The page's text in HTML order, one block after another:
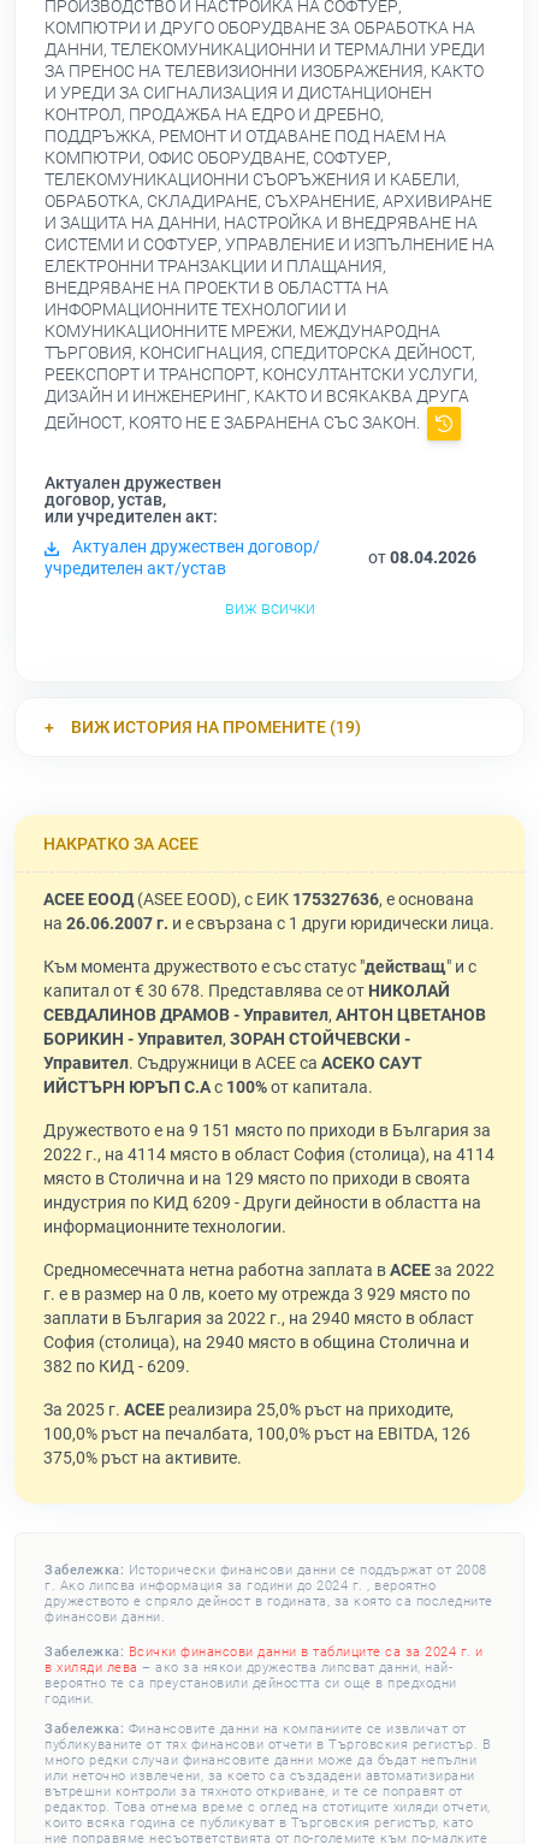
ПРОИЗВОДСТВО И НАСТРОЙКА НА СОФТУЕР,
КОМПЮТРИ И ДРУГО ОБОРУДВАНЕ ЗА ОБРАБОТКА НА
ДАННИ, ТЕЛЕКОМУНИКАЦИОННИ И ТЕРМАЛНИ УРЕДИ
ЗА ПРЕНОС НА ТЕЛЕВИЗИОННИ ИЗОБРАЖЕНИЯ, КАКТО
И УРЕДИ ЗА СИГНАЛИЗАЦИЯ И ДИСТАНЦИОНЕН
КОНТРОЛ, ПРОДАЖБА НА ЕДРО И ДРЕБНО,
ПОДДРЪЖКА, РЕМОНТ И ОТДАВАНЕ ПОД НАЕМ НА
КОМПЮТРИ, ОФИС ОБОРУДВАНЕ, СОФТУЕР,
ТЕЛЕКОМУНИКАЦИОННИ СЪОРЪЖЕНИЯ И КАБЕЛИ,
ОБРАБОТКА, СКЛАДИРАНЕ, СЪХРАНЕНИЕ, АРХИВИРАНЕ
И ЗАЩИТА НА ДАННИ, НАСТРОЙКА И ВНЕДРЯВАНЕ НА
СИСТЕМИ И СОФТУЕР, УПРАВЛЕНИЕ И ИЗПЪЛНЕНИЕ НА
ЕЛЕКТРОННИ ТРАНЗАКЦИИ И ПЛАЩАНИЯ,
ВНЕДРЯВАНЕ НА ПРОЕКТИ В ОБЛАСТТА НА
ИНФОРМАЦИОННИТЕ ТЕХНОЛОГИИ И
КОМУНИКАЦИОННИТЕ МРЕЖИ, МЕЖДУНАРОДНА
ТЪРГОВИЯ, КОНСИГНАЦИЯ, СПЕДИТОРСКА ДЕЙНОСТ,
РЕЕКСПОРТ И ТРАНСПОРТ, КОНСУЛТАНТСКИ УСЛУГИ,
ДИЗАЙН И ИНЖЕНЕРИНГ, КАКТО И ВСЯКАКВА ДРУГА
ДЕЙНОСТ, КОЯТО НЕ Е ЗАБРАНЕНА СЪС ЗАКОН.
Актуален дружествен
договор, устав,
или учредителен акт:
Актуален дружествен договор/
учредителен акт/устав
от08.04.2026
виж всички
ВИЖ ИСТОРИЯ НА ПРОМЕНИТЕ (19)
НАКРАТКО ЗА АСЕЕ
АСЕЕ ЕООД(ASEE EOOD), с ЕИК 175327636, е основана
на 26.06.2007 г. и е свързана с 1 други юридически лица.
Към момента дружеството е със статус "действащ" и с
капитал от € 30 678. Представлява се от НИКОЛАЙ
СЕВДАЛИНОВ ДРАМОВ - Управител, АНТОН ЦВЕТАНОВ
БОРИКИН - Управител, ЗОРАН СТОЙЧЕВСКИ -
Управител. Съдружници в АСЕЕ са АСЕКО САУТ
ИЙСТЪРН ЮРЪП С.Ас 100%от капитала.
Дружеството е на 9 151 място по приходи в България за
2022 г., на 4114 място в област София (столица), на 4114
място в Столична и на 129 място по приходи в своята
индустрия по КИД 6209 - Други дейности в областта на
информационните технологии.
Средномесечната нетна работна заплата вАСЕЕза 2022
г. е в размер на 0 лв, което му отрежда 3 929 място по
заплати в България за 2022 г., на 2940 място в област
София (столица), на 2940 място в община Столична и
382 по КИД - 6209.
За 2025 г. АСЕЕ реализира 25,0% ръст на приходите,
100,0% ръст на печалбата, 100,0% ръст на EBITDA, 126
375,0% ръст на активите.
Забележка: Исторически финансови данни се поддържат от 2008
г. Ако липсва информация за години до 2024 г. , вероятно
дружеството е спряло дейност в годината, за която са последните
финансови данни.
Забележка: Всички финансови данни в таблиците са за 2024 г. и
в хиляди лева – ако за някои дружества липсват данни, най-
вероятно те са преустановили дейността си още в предходни
години.
Забележка: Финансовите данни на компаниите се извличат от
публикуваните от тях финансови отчети в Търговския регистър. В
много редки случаи финансовите данни може да бъдат непълни
или неточно извлечени, за което са създадени автоматизирани
вътрешни контроли за тяхното откриване, и те се поправят от
редактор. Това отнема време с оглед на стотиците хиляди отчети,
които всяка година се публикуват в Търговския регистър, като
ние поправяме несъответствията от по-големите към по-малките